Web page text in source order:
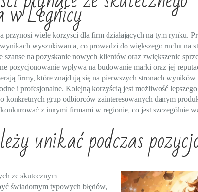
w Legnicy
przynosi wiele korzyści dla firm działających na tym rynku.
wyszukiwania, co prowadzi do większego ruchu na
szanse na pozyskanie nowych klientów oraz zwiększenie
pozycjonowanie wpływa na budowanie marki oraz jej
firmy, które znajdują się na pierwszych stronach
i profesjonalne. Kolejną korzyścią jest możliwość
konkretnych grup odbiorców zainteresowanych danym
z innymi firmami w regionie, co jest szczególnie
unikać podczas
ze skutecznym
świadomym typowych błędów,